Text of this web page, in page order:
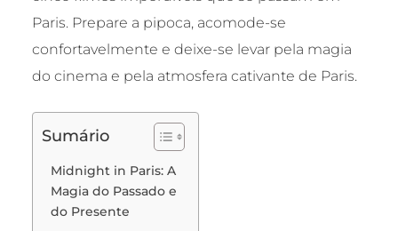
Paris. Prepare a pipoca, acomode-se
confortavelmente e deixe-se levar pela magia
do cinema e pela atmosfera cativante de Paris.
Sumário
Midnight in Paris: A
Magia do Passado e
do Presente